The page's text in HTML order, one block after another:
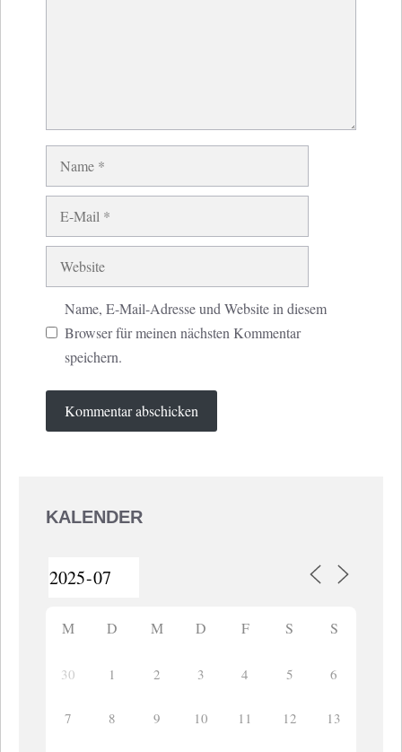
Website
Name, E-Mail-Adresse und Website in diesem
Browser für meinen nächsten Kommentar
speichern.
KALENDER
M D M D F S S
30 1 2 3 4 5 6
7 8 9 10 11 12 13